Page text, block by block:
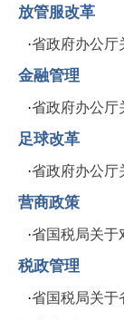
放管服改革
·省政府办公厅
金融管理
·省政府办公厅
足球改革
·省政府办公厅
营商政策
·省国税局关于
税政管理
·省国税局关于